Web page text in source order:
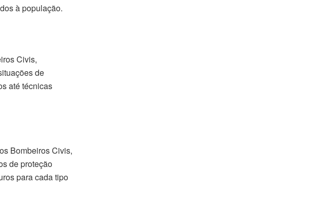
à população.
Civis,
de
até técnicas
Bombeiros Civis,
de proteção
para cada tipo